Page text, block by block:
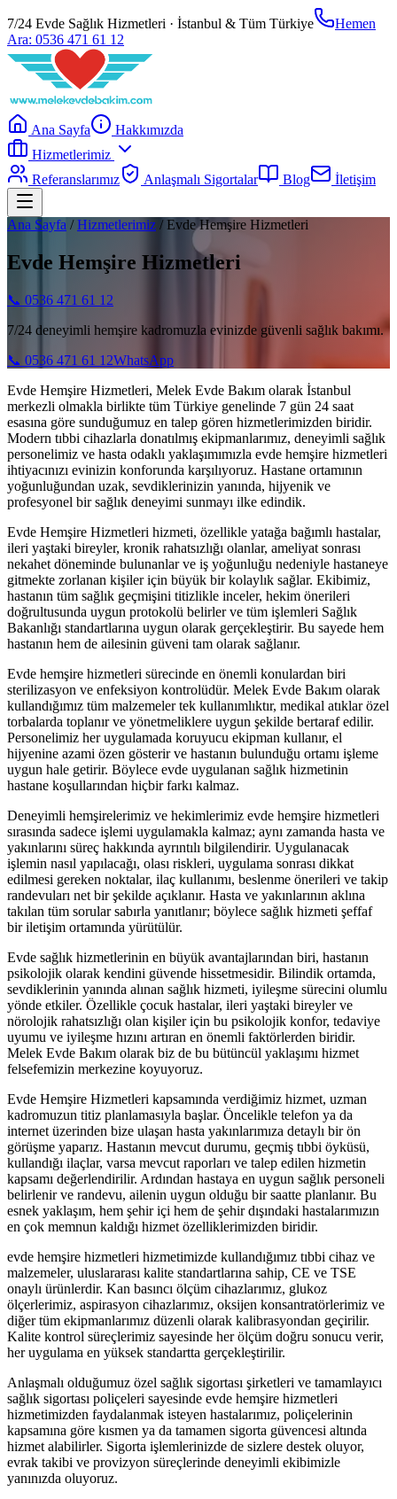
7/24 Evde Sağlık Hizmetleri · İstanbul & Tüm Türkiye
Hemen
Ara: 0536 471 61 12
Ana Sayfa
Hakkımızda
Hizmetlerimiz
Referanslarımız
Anlaşmalı Sigortalar Blog İletişim
Ana Sayfa /Hizmetlerimiz / Evde Hemşire Hizmetleri
Evde Hemşire Hizmetleri
📞 0536 471 61 12
7/24 deneyimli hemşire kadromuzla evinizde güvenli sağlık bakımı.
📞 0536 471 61 12WhatsApp
Evde Hemşire Hizmetleri, Melek Evde Bakım olarak İstanbul
merkezli olmakla birlikte tüm Türkiye genelinde 7 gün 24 saat
esasına göre sunduğumuz en talep gören hizmetlerimizden biridir.
Modern tıbbi cihazlarla donatılmış ekipmanlarımız, deneyimli sağlık
personelimiz ve hasta odaklı yaklaşımımızla evde hemşire hizmetleri
ihtiyacınızı evinizin konforunda karşılıyoruz. Hastane ortamının
yoğunluğundan uzak, sevdiklerinizin yanında, hijyenik ve
profesyonel bir sağlık deneyimi sunmayı ilke edindik.
Evde Hemşire Hizmetleri hizmeti, özellikle yatağa bağımlı hastalar,
ileri yaştaki bireyler, kronik rahatsızlığı olanlar, ameliyat sonrası
nekahet döneminde bulunanlar ve iş yoğunluğu nedeniyle hastaneye
gitmekte zorlanan kişiler için büyük bir kolaylık sağlar. Ekibimiz,
hastanın tüm sağlık geçmişini titizlikle inceler, hekim önerileri
doğrultusunda uygun protokolü belirler ve tüm işlemleri Sağlık
Bakanlığı standartlarına uygun olarak gerçekleştirir. Bu sayede hem
hastanın hem de ailesinin güveni tam olarak sağlanır.
Evde hemşire hizmetleri sürecinde en önemli konulardan biri
sterilizasyon ve enfeksiyon kontrolüdür. Melek Evde Bakım olarak
kullandığımız tüm malzemeler tek kullanımlıktır, medikal atıklar özel
torbalarda toplanır ve yönetmeliklere uygun şekilde bertaraf edilir.
Personelimiz her uygulamada koruyucu ekipman kullanır, el
hijyenine azami özen gösterir ve hastanın bulunduğu ortamı işleme
uygun hale getirir. Böylece evde uygulanan sağlık hizmetinin
hastane koşullarından hiçbir farkı kalmaz.
Deneyimli hemşirelerimiz ve hekimlerimiz evde hemşire hizmetleri
sırasında sadece işlemi uygulamakla kalmaz; aynı zamanda hasta ve
yakınlarını süreç hakkında ayrıntılı bilgilendirir. Uygulanacak
işlemin nasıl yapılacağı, olası riskleri, uygulama sonrası dikkat
edilmesi gereken noktalar, ilaç kullanımı, beslenme önerileri ve takip
randevuları net bir şekilde açıklanır. Hasta ve yakınlarının aklına
takılan tüm sorular sabırla yanıtlanır; böylece sağlık hizmeti şeffaf
bir iletişim ortamında yürütülür.
Evde sağlık hizmetlerinin en büyük avantajlarından biri, hastanın
psikolojik olarak kendini güvende hissetmesidir. Bilindik ortamda,
sevdiklerinin yanında alınan sağlık hizmeti, iyileşme sürecini olumlu
yönde etkiler. Özellikle çocuk hastalar, ileri yaştaki bireyler ve
nörolojik rahatsızlığı olan kişiler için bu psikolojik konfor, tedaviye
uyumu ve iyileşme hızını artıran en önemli faktörlerden biridir.
Melek Evde Bakım olarak biz de bu bütüncül yaklaşımı hizmet
felsefemizin merkezine koyuyoruz.
Evde Hemşire Hizmetleri kapsamında verdiğimiz hizmet, uzman
kadromuzun titiz planlamasıyla başlar. Öncelikle telefon ya da
internet üzerinden bize ulaşan hasta yakınlarımıza detaylı bir ön
görüşme yaparız. Hastanın mevcut durumu, geçmiş tıbbi öyküsü,
kullandığı ilaçlar, varsa mevcut raporları ve talep edilen hizmetin
kapsamı değerlendirilir. Ardından hastaya en uygun sağlık personeli
belirlenir ve randevu, ailenin uygun olduğu bir saatte planlanır. Bu
esnek yaklaşım, hem şehir içi hem de şehir dışındaki hastalarımızın
en çok memnun kaldığı hizmet özelliklerimizden biridir.
evde hemşire hizmetleri hizmetimizde kullandığımız tıbbi cihaz ve
malzemeler, uluslararası kalite standartlarına sahip, CE ve TSE
onaylı ürünlerdir. Kan basıncı ölçüm cihazlarımız, glukoz
ölçerlerimiz, aspirasyon cihazlarımız, oksijen konsantratörlerimiz ve
diğer tüm ekipmanlarımız düzenli olarak kalibrasyondan geçirilir.
Kalite kontrol süreçlerimiz sayesinde her ölçüm doğru sonucu verir,
her uygulama en yüksek standartta gerçekleştirilir.
Anlaşmalı olduğumuz özel sağlık sigortası şirketleri ve tamamlayıcı
sağlık sigortası poliçeleri sayesinde evde hemşire hizmetleri
hizmetimizden faydalanmak isteyen hastalarımız, poliçelerinin
kapsamına göre kısmen ya da tamamen sigorta güvencesi altında
hizmet alabilirler. Sigorta işlemlerinizde de sizlere destek oluyor,
evrak takibi ve provizyon süreçlerinde deneyimli ekibimizle
yanınızda oluyoruz.